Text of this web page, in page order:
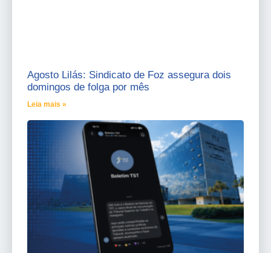
Agosto Lilás: Sindicato de Foz assegura dois
domingos de folga por mês
Leia mais »